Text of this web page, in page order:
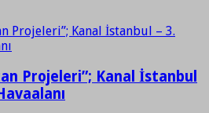
Projeleri”; Kanal İstanbul